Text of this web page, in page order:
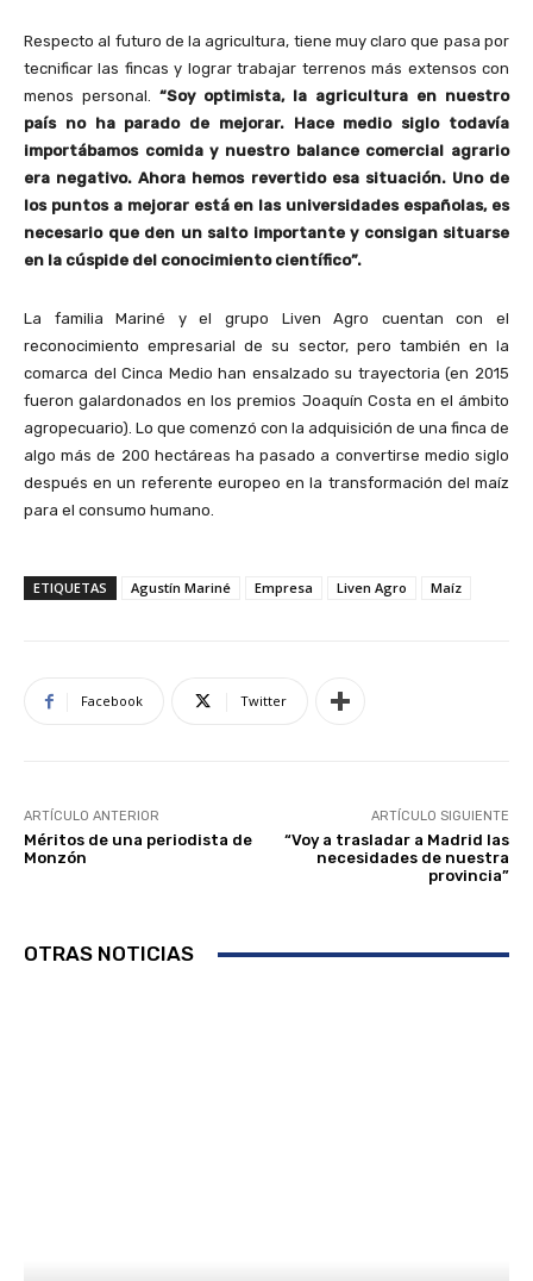
Respecto al futuro de la agricultura, tiene muy claro que pasa por
tecnificar las fincas y lograr trabajar terrenos más extensos con
menos personal. “Soy optimista, la agricultura en nuestro
país no ha parado de mejorar. Hace medio siglo todavía
importábamos comida y nuestro balance comercial agrario
era negativo. Ahora hemos revertido esa situación. Uno de
los puntos a mejorar está en las universidades españolas, es
necesario que den un salto importante y consigan situarse
en la cúspide del conocimiento científico”.
La familia Mariné y el grupo Liven Agro cuentan con el
reconocimiento empresarial de su sector, pero también en la
comarca del Cinca Medio han ensalzado su trayectoria (en 2015
fueron galardonados en los premios Joaquín Costa en el ámbito
agropecuario). Lo que comenzó con la adquisición de una finca de
algo más de 200 hectáreas ha pasado a convertirse medio siglo
después en un referente europeo en la transformación del maíz
para el consumo humano.
ETIQUETAS Agustín Mariné Empresa Liven Agro Maíz
Facebook Twitter
ARTÍCULO ANTERIOR
Méritos de una periodista de
Monzón
ARTÍCULO SIGUIENTE
“Voy a trasladar a Madrid las
necesidades de nuestra
provincia”
OTRAS NOTICIAS